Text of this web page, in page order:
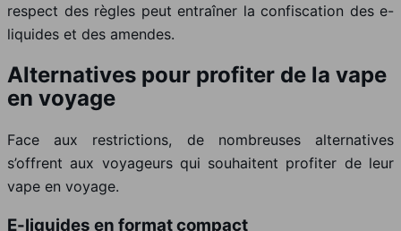
respect des règles peut entraîner la confiscation des e-
liquides et des amendes.
Alternatives pour profiter de la vape
en voyage
Face aux restrictions, de nombreuses alternatives
s’offrent aux voyageurs qui souhaitent profiter de leur
vape en voyage.
E-liquides en format compact